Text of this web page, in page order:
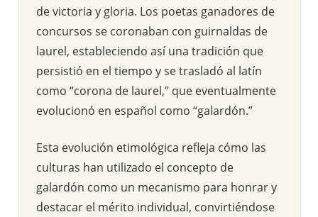
de victoria y gloria. Los poetas ganadores de
concursos se coronaban con guirnaldas de
laurel, estableciendo así una tradición que
persistió en el tiempo y se trasladó al latín
como “corona de laurel,” que eventualmente
evolucionó en español como “galardón.”
Esta evolución etimológica refleja cómo las
culturas han utilizado el concepto de
galardón como un mecanismo para honrar y
destacar el mérito individual, convirtiéndose